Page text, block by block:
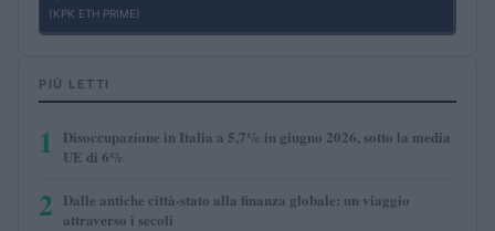
(KPK ETH PRIME)
PIÙ LETTI
1
Disoccupazione in Italia a 5,7% in giugno 2026, sotto la media
UE di 6%
2 Dalle antiche città-stato alla finanza globale: un viaggio
attraverso i secoli